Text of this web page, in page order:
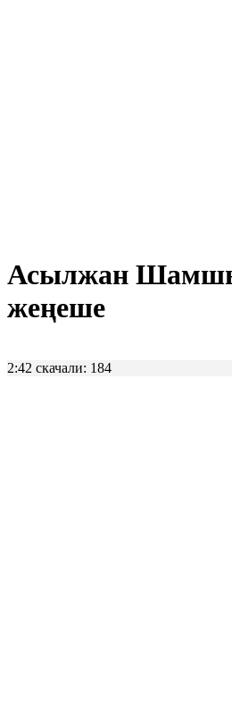
Асылжан
жеңеше
2:42 скачали: 184